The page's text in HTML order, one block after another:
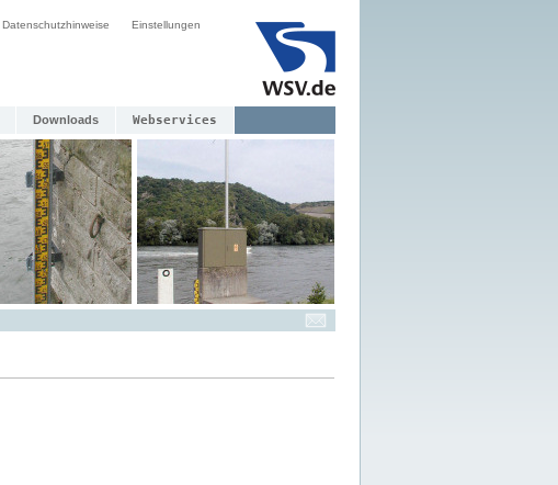
Datenschutzhinweise Einstellungen
Downloads Webservices